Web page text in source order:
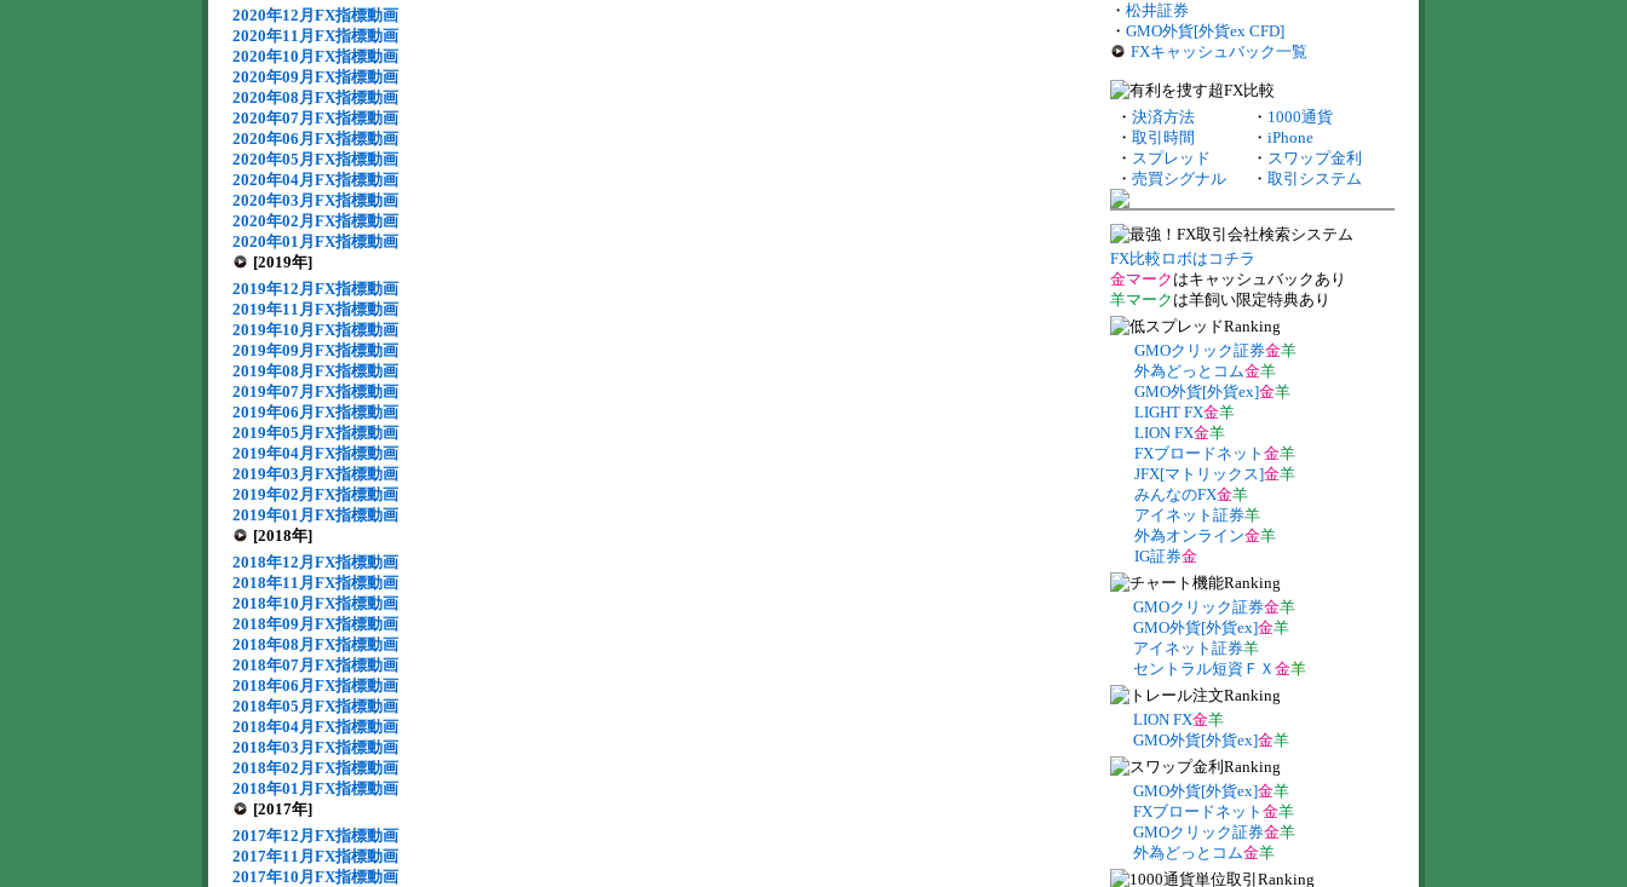
2020年12月FX指標動画
2020年11月FX指標動画
2020年10月FX指標動画
2020年09月FX指標動画
2020年08月FX指標動画
2020年07月FX指標動画
2020年06月FX指標動画
2020年05月FX指標動画
2020年04月FX指標動画
2020年03月FX指標動画
2020年02月FX指標動画
2020年01月FX指標動画
[2019年]
2019年12月FX指標動画
2019年11月FX指標動画
2019年10月FX指標動画
2019年09月FX指標動画
2019年08月FX指標動画
2019年07月FX指標動画
2019年06月FX指標動画
2019年05月FX指標動画
2019年04月FX指標動画
2019年03月FX指標動画
2019年02月FX指標動画
2019年01月FX指標動画
[2018年]
2018年12月FX指標動画
2018年11月FX指標動画
2018年10月FX指標動画
2018年09月FX指標動画
2018年08月FX指標動画
2018年07月FX指標動画
2018年06月FX指標動画
2018年05月FX指標動画
2018年04月FX指標動画
2018年03月FX指標動画
2018年02月FX指標動画
2018年01月FX指標動画
[2017年]
2017年12月FX指標動画
2017年11月FX指標動画
2017年10月FX指標動画
・ 松井証券
・ GMO外貨[外貨ex CFD]
FXキャッシュバック一覧
・ 決済方法 ・ 1000通貨
・ 取引時間 ・ iPhone
・ スプレッド ・ スワップ金利
・ 売買シグナル ・ 取引システム
FX比較ロボはコチラ
金マーク はキャッシュバックあり
羊マーク は羊飼い限定特典あり
GMOクリック証券金羊
外為どっとコム金羊
GMO外貨[外貨ex]金羊
LIGHT FX金羊
LION FX金羊
FXブロードネット 金羊
JFX[マトリックス]金羊
みんなのFX金羊
アイネット証券羊
外為オンライン金羊
IG証券金
GMOクリック証券金羊
GMO外貨[外貨ex]金羊
アイネット証券羊
セントラル短資ＦＸ 金羊
LION FX金羊
GMO外貨[外貨ex]金羊
GMO外貨[外貨ex]金羊
FXブロードネット 金羊
GMOクリック証券金羊
外為どっとコム金羊